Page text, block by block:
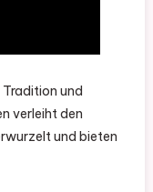
und
verleiht den
und bieten